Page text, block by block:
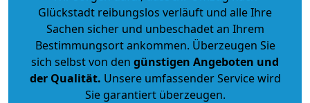
Glückstadt reibungslos verläuft und alle Ihre
Sachen sicher und unbeschadet an Ihrem
Bestimmungsort ankommen. Überzeugen Sie
sich selbst von den günstigen Angeboten und
der Qualität. Unsere umfassender Service wird
Sie garantiert überzeugen.